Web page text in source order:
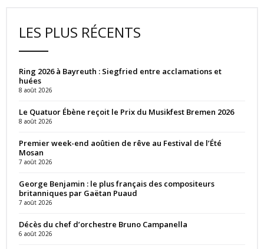
LES PLUS RÉCENTS
Ring 2026 à Bayreuth : Siegfried entre acclamations et
huées
8 août 2026
Le Quatuor Ébène reçoit le Prix du Musikfest Bremen 2026
8 août 2026
Premier week-end aoûtien de rêve au Festival de l’Été
Mosan
7 août 2026
George Benjamin : le plus français des compositeurs
britanniques par Gaëtan Puaud
7 août 2026
Décès du chef d’orchestre Bruno Campanella
6 août 2026